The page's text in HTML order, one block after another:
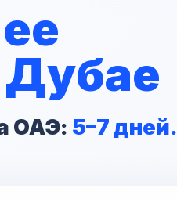
Дубае
ОАЭ: 5–7 дней.